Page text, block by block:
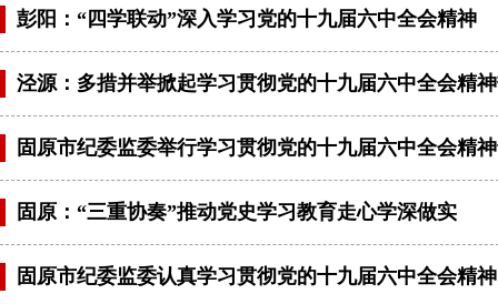
彭阳：“四学联动”深入学习党的十九届六中全会精神
泾源：多措并举掀起学习贯彻党的十九届六中全会精
固原市纪委监委举行学习贯彻党的十九届六中全会精
固原：“三重协奏”推动党史学习教育走心学深做实
固原市纪委监委认真学习贯彻党的十九届六中全会精神